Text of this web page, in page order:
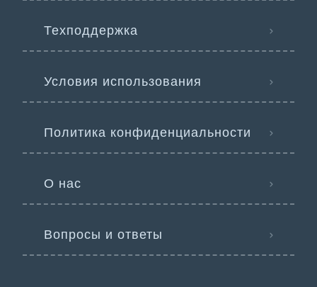
Техподдержка
Условия использования
Политика конфиденциальности
О нас
Вопросы и ответы